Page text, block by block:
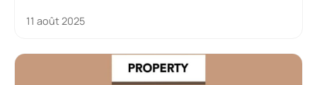
11 août 2025